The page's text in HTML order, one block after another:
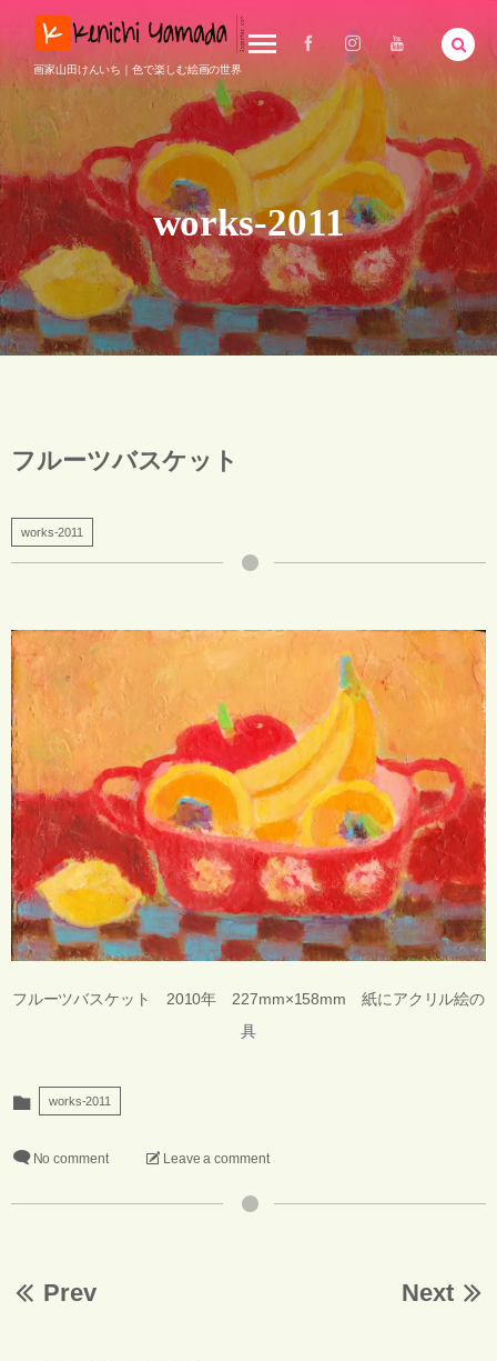
画家山田けんいち｜色で楽しむ絵画の世界
works-2011
フルーツバスケット
works-2011
フルーツバスケット 2010年 227mm×158mm 紙にアクリル絵の
具
works-2011
No comment Leave a comment
Prev Next